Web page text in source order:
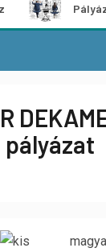
Pályázat a